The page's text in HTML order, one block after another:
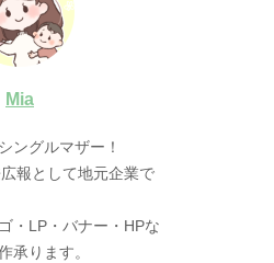
Mia
ングルマザー！
報として地元企業で
・LP・バナー・HPな
承ります。